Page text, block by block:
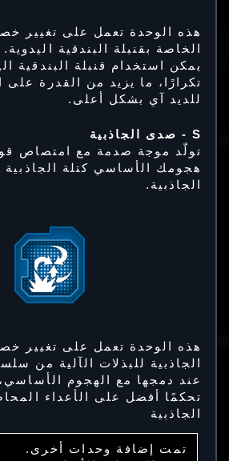
هذه الوحدة تعمل على تغيير
الخاصة بقنبلة البندقية اليدوية.
يمكن استخدام قنبلة البندقية
تكرارًا، ما يزيد من القدرة على
للديد آي بشكل أعلى.
S - صدى الجاذبية
تولّد موجة صدمة مع امتصاص
هجومك الأساسي كتلة
الجاذبية.
هذه الوحدة تعمل على تغيير
الجاذبية للبذلات الآلية من
عند دمجها مع الهجوم الأساسي،
تحكمًا أفضل على الأعداء
الجاذبية
تمت إضافة وحدات أخرى.